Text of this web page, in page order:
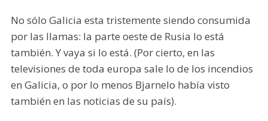
No sólo Galicia esta tristemente siendo consumida
por las llamas: la parte oeste de Rusia lo está
también. Y vaya si lo está. (Por cierto, en las
televisiones de toda europa sale lo de los incendios
en Galicia, o por lo menos Bjarnelo había visto
también en las noticias de su país).